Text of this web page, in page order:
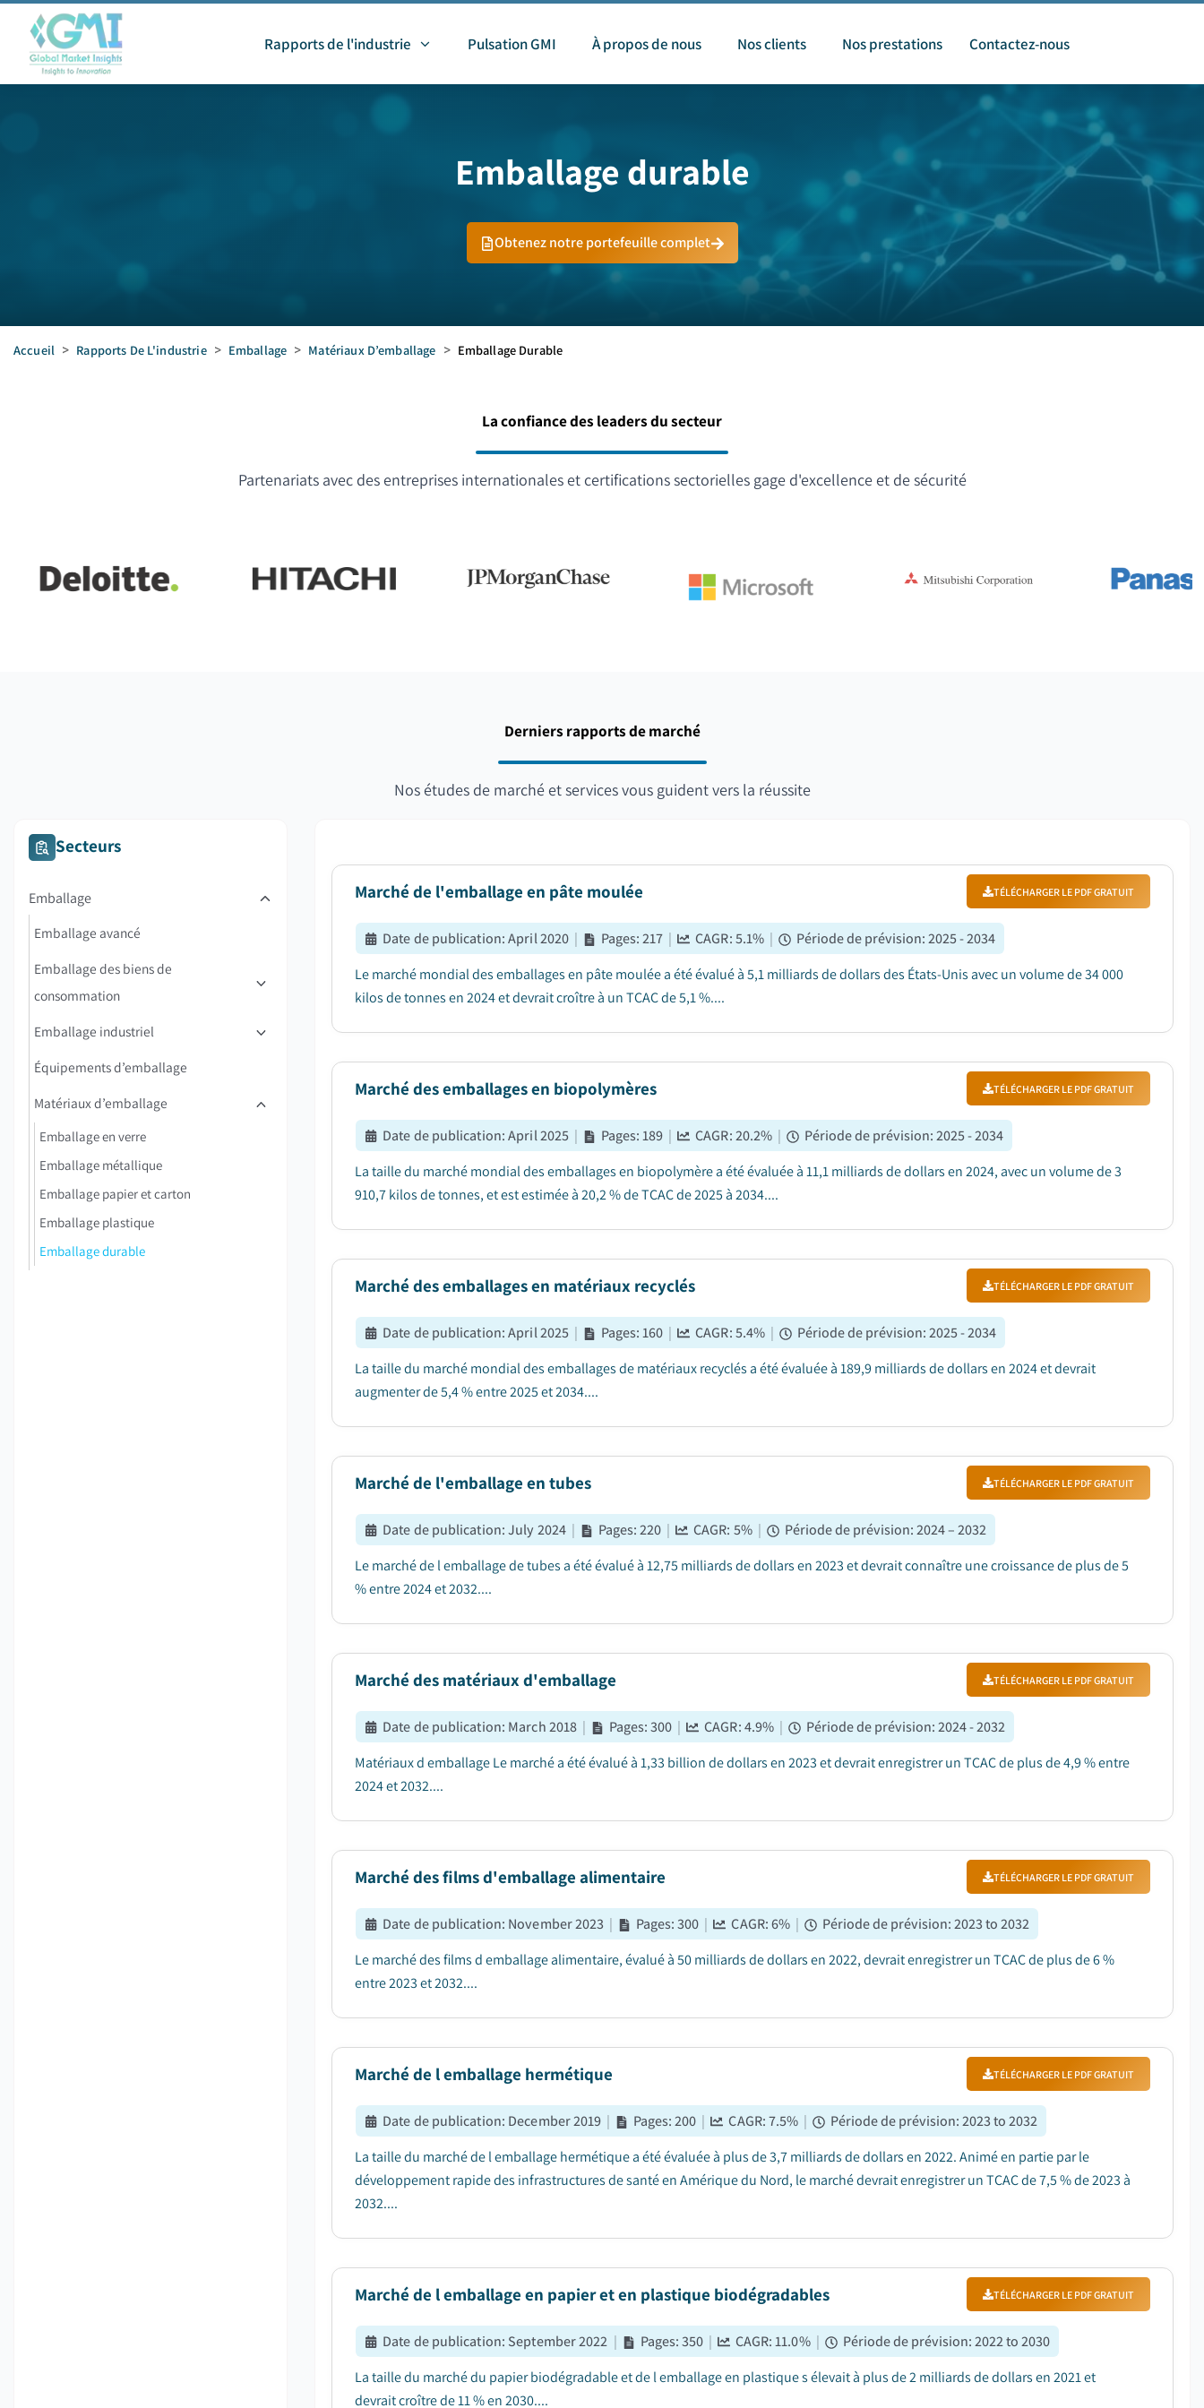
Rapports de l'industrie Pulsation GMI À propos de nous Nos clients Nos prestations Contactez-nous
Emballage durable
Obtenez notre portefeuille complet
Accueil > Rapports De L'industrie > Emballage > Matériaux D’emballage > Emballage Durable
La confiance des leaders du secteur
Partenariats avec des entreprises internationales et certifications sectorielles gage d'excellence et de sécurité
Derniers rapports de marché
Nos études de marché et services vous guident vers la réussite
Secteurs
Emballage
Emballage avancé
Emballage des biens de
consommation
Emballage industriel
Équipements d’emballage
Matériaux d’emballage
Emballage en verre
Emballage métallique
Emballage papier et carton
Emballage plastique
Emballage durable
Marché de l'emballage en pâte moulée TÉLÉCHARGER LE PDF GRATUIT
Date de publication:April 2020 | Pages:217 | CAGR:5.1% | Période de prévision:2025 - 2034
Le marché mondial des emballages en pâte moulée a été évalué à 5,1 milliards de dollars des États-Unis avec un volume de 34 000
kilos de tonnes en 2024 et devrait croître à un TCAC de 5,1 %....
Marché des emballages en biopolymères TÉLÉCHARGER LE PDF GRATUIT
Date de publication:April 2025 | Pages:189 | CAGR:20.2% | Période de prévision:2025 - 2034
La taille du marché mondial des emballages en biopolymère a été évaluée à 11,1 milliards de dollars en 2024, avec un volume de 3
910,7 kilos de tonnes, et est estimée à 20,2 % de TCAC de 2025 à 2034....
Marché des emballages en matériaux recyclés TÉLÉCHARGER LE PDF GRATUIT
Date de publication:April 2025 | Pages:160 | CAGR:5.4% | Période de prévision:2025 - 2034
La taille du marché mondial des emballages de matériaux recyclés a été évaluée à 189,9 milliards de dollars en 2024 et devrait
augmenter de 5,4 % entre 2025 et 2034....
Marché de l'emballage en tubes TÉLÉCHARGER LE PDF GRATUIT
Date de publication:July 2024 | Pages:220 | CAGR: 5% | Période de prévision:2024 – 2032
Le marché de l emballage de tubes a été évalué à 12,75 milliards de dollars en 2023 et devrait connaître une croissance de plus de 5
% entre 2024 et 2032....
Marché des matériaux d'emballage TÉLÉCHARGER LE PDF GRATUIT
Date de publication: March 2018 | Pages:300 | CAGR:4.9% | Période de prévision:2024 - 2032
Matériaux d emballage Le marché a été évalué à 1,33 billion de dollars en 2023 et devrait enregistrer un TCAC de plus de 4,9 % entre
2024 et 2032....
Marché des films d'emballage alimentaire TÉLÉCHARGER LE PDF GRATUIT
Date de publication: November 2023 | Pages:300 | CAGR:6% | Période de prévision:2023 to 2032
Le marché des films d emballage alimentaire, évalué à 50 milliards de dollars en 2022, devrait enregistrer un TCAC de plus de 6 %
entre 2023 et 2032....
Marché de l emballage hermétique TÉLÉCHARGER LE PDF GRATUIT
Date de publication: December 2019 | Pages:200 | CAGR:7.5% | Période de prévision:2023 to 2032
La taille du marché de l emballage hermétique a été évaluée à plus de 3,7 milliards de dollars en 2022. Animé en partie par le
développement rapide des infrastructures de santé en Amérique du Nord, le marché devrait enregistrer un TCAC de 7,5 % de 2023 à
2032....
Marché de l emballage en papier et en plastique biodégradables TÉLÉCHARGER LE PDF GRATUIT
Date de publication: September 2022 | Pages:350 | CAGR:11.0% | Période de prévision:2022 to 2030
La taille du marché du papier biodégradable et de l emballage en plastique s élevait à plus de 2 milliards de dollars en 2021 et
devrait croître de 11 % en 2030....